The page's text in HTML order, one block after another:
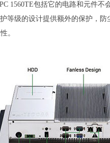
1560TE包括它的电路和元件
等级的设计提供额外的保护，
。